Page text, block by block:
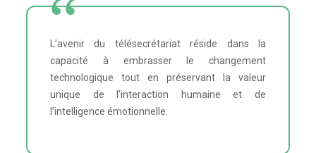
L’avenir du télésecrétariat réside dans la
capacité à embrasser le changement
technologique tout en préservant la valeur
unique de l’interaction humaine et de
l’intelligence émotionnelle.